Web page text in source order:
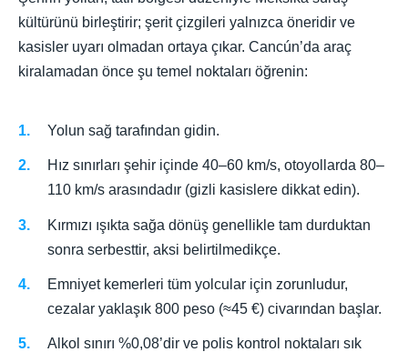
kültürünü birleştirir; şerit çizgileri yalnızca öneridir ve
kasisler uyarı olmadan ortaya çıkar. Cancún’da araç
kiralamadan önce şu temel noktaları öğrenin:
Yolun sağ tarafından gidin.
Hız sınırları şehir içinde 40–60 km/s, otoyollarda 80–
110 km/s arasındadır (gizli kasislere dikkat edin).
Kırmızı ışıkta sağa dönüş genellikle tam durduktan
sonra serbesttir, aksi belirtilmedikçe.
Emniyet kemerleri tüm yolcular için zorunludur,
cezalar yaklaşık 800 peso (≈45 €) civarından başlar.
Alkol sınırı %0,08’dir ve polis kontrol noktaları sık